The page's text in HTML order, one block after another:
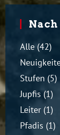
Alle (42)
Stufen (5)
Jupfis (1)
Leiter (1)
Pfadis (1)